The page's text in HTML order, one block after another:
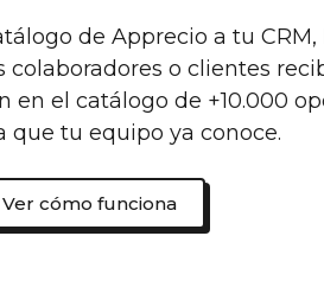
de Apprecio a tu CRM,
colaboradores o clientes
en el catálogo de +10.000
que tu equipo ya conoce.
Ver cómo funciona